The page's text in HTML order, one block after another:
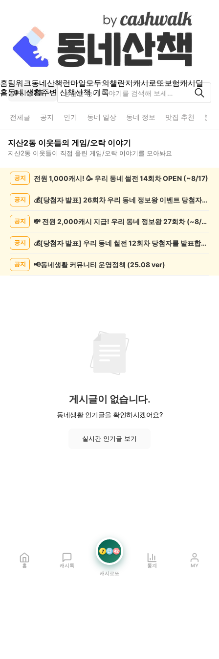
홈팀워크동네산책런마일모두의챌린지캐시로또보험캐시딜
홈동네 생활주변 산책산책 기록
지산2동
전체글 공지 인기 동네 일상 동네 정보 맛집 추천 분
지산2동 이웃들의 게임/오락이야기
지산2동 이웃들이 직접 올린 게임/오락 이야기를 모아봐요
임/
목
공지 전원 1,000캐시! 🥳 우리 동네 썰전 14회차 OPEN (~8/17)
공지 💰[당첨자 발표] 26회차 우리 동네 정보왕 이벤트 당첨자를 발표합니다!
공지 💸 전원 2,000캐시 지급! 우리 동네 정보왕 27회차 (~8/10)
공지 💰[당첨자 발표] 우리 동네 썰전 12회차 당첨자를 발표합니다!
공지 📢동네생활 커뮤니티 운영정책 (25.08 ver)
게시글이 없습니다.
동네생활 인기글을 확인하시겠어요?
실시간 인기글 보기
홈 캐시톡
7 21 42
캐시로또
통계 MY